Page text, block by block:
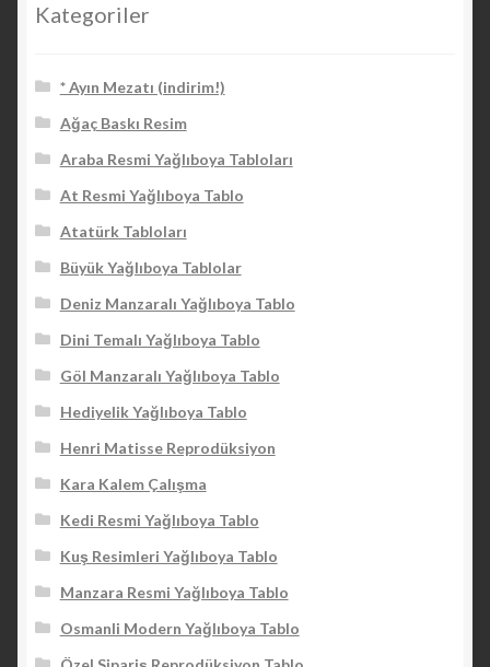
Kategoriler
* Ayın Mezatı (indirim!)
Ağaç Baskı Resim
Araba Resmi Yağlıboya Tabloları
At Resmi Yağlıboya Tablo
Atatürk Tabloları
Büyük Yağlıboya Tablolar
Deniz Manzaralı Yağlıboya Tablo
Dini Temalı Yağlıboya Tablo
Göl Manzaralı Yağlıboya Tablo
Hediyelik Yağlıboya Tablo
Henri Matisse Reprodüksiyon
Kara Kalem Çalışma
Kedi Resmi Yağlıboya Tablo
Kuş Resimleri Yağlıboya Tablo
Manzara Resmi Yağlıboya Tablo
Osmanli Modern Yağlıboya Tablo